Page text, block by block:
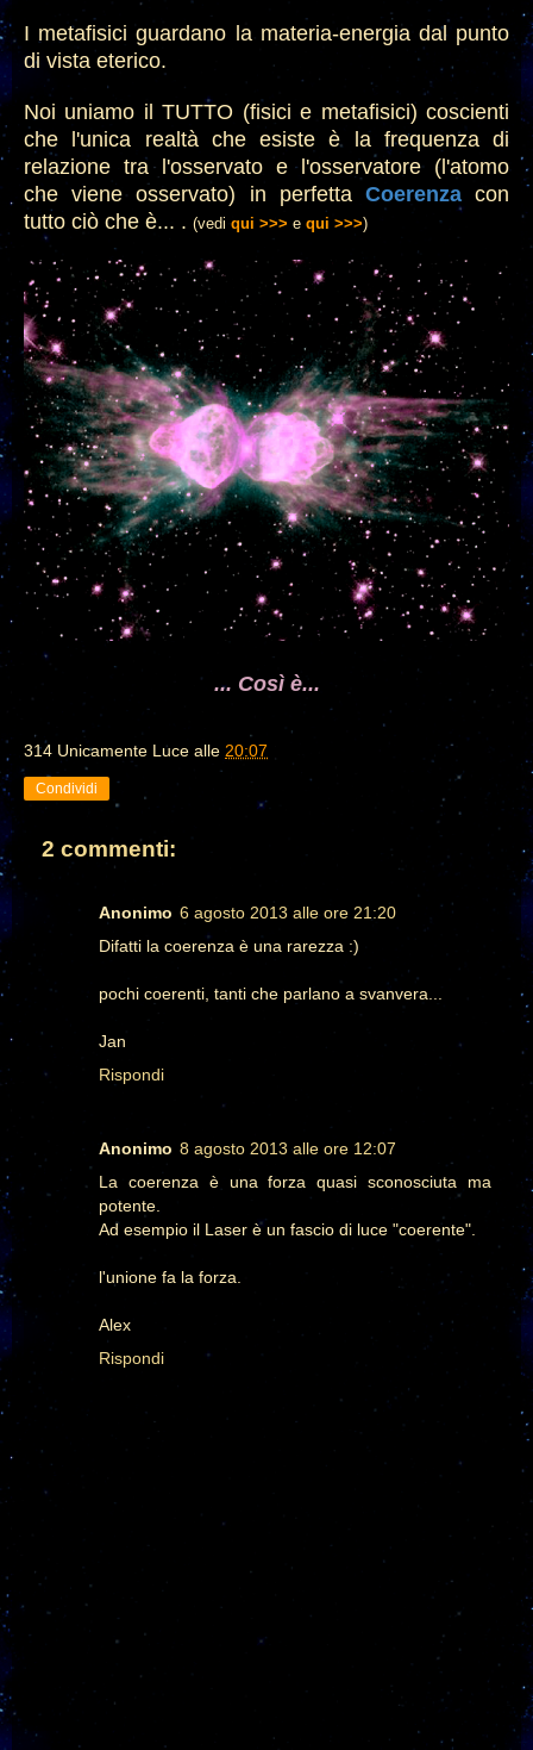
I metafisici guardano la materia-energia dal punto
di vista eterico.
Noi uniamo ilTUTTO (fisici e metafisici) coscienti
che l'unica realtà che esiste è la frequenza di
relazione tra l'osservato e l'osservatore (l'atomo
cheviene osservato) in perfetta Coerenzacon
tutto ciò che è... . (vedi qui >>> e qui >>>)
... Così è...
314 Unicamente Luce alle 20:07
Condividi
2 commenti:
Anonimo 6 agosto 2013 alle ore 21:20
Difatti la coerenza è una rarezza :)
pochi coerenti, tanti che parlano a svanvera...
Jan
Rispondi
Anonimo 8 agosto 2013 alle ore 12:07
La coerenza è una forza quasi sconosciuta ma
potente.
Ad esempio il Laser è un fascio di luce "coerente".
l'unione fa la forza.
Alex
Rispondi